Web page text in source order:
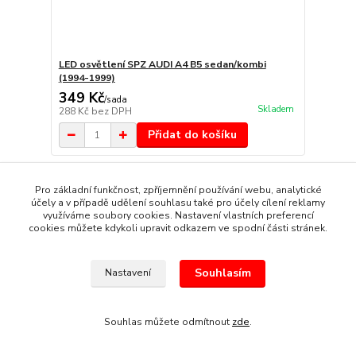
LED osvětlení SPZ AUDI A4 B5 sedan/kombi
(1994-1999)
349 Kč/sada
288 Kč bez DPH Skladem
Přidat do košíku
Pro základní funkčnost, zpříjemnění používání webu, analytické
účely a v případě udělení souhlasu také pro účely cílení reklamy
využíváme soubory cookies. Nastavení vlastních preferencí
cookies můžete kdykoli upravit odkazem ve spodní části stránek.
Nastavení Souhlasím
Souhlas můžete odmítnout zde.